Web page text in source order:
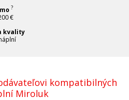
?
€
kvality
kompatibilných
Miroluk